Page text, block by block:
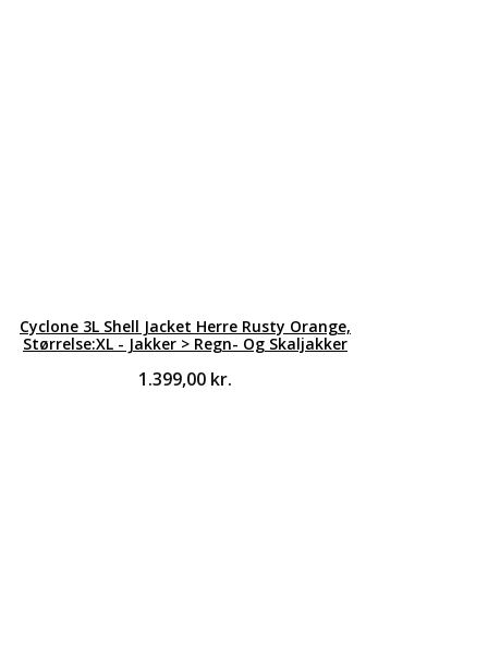
Cyclone 3L Shell Jacket Herre Rusty Orange,
Størrelse:XL - Jakker > Regn- Og Skaljakker
1.399,00 kr.